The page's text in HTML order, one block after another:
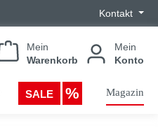
Kontakt
Mein
Warenkorb
Mein
Konto
SALE Magazin